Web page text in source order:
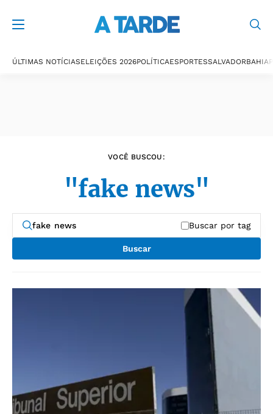
ÚLTIMAS NOTÍCIASELEIÇÕES 2026POLÍTICAESPORTESSALVADORBAHIA
VOCÊ BUSCOU:
"fake news"
Buscar por tag
Buscar